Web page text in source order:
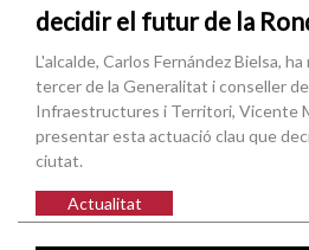
decidir el futur de la
L'alcalde, Carlos Fernández Bielsa,
tercer de la Generalitat i conseller
Infraestructures i Territori, Vicente
presentar esta actuació clau que
ciutat.
Actualitat